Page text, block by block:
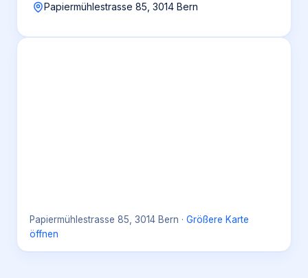
Papiermühlestrasse 85, 3014 Bern
Papiermühlestrasse 85, 3014 Bern · Größere Karte
öffnen